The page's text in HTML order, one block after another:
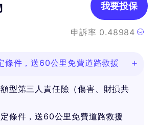
申訴率 0.48984
我要投保
條件，送60公里免費道路救援
型第三人責任險（傷害、財損共
條件，送60公里免費道路救援